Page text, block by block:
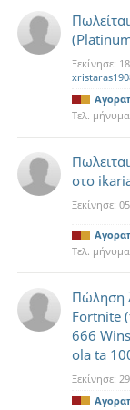
Ξεκίνησε:
Τελ.
στο
Ξεκίνησε:
Τελ.
Πώληση
Fortnite
666
ola ta
Ξεκίνησε: